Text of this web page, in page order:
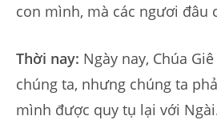
con mình, mà các ngươi đâu
Thời nay: Ngày nay, Chúa
chúng ta, nhưng chúng ta
mình được quy tụ lại với